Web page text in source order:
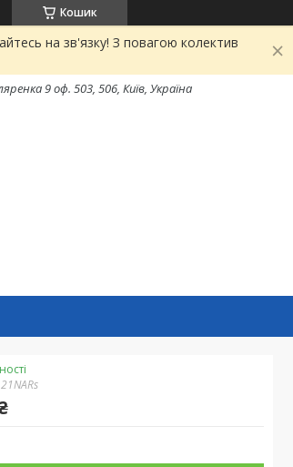
Кошик
на зв'язку! З повагою колектив
9 оф. 503, 506, Київ, Україна